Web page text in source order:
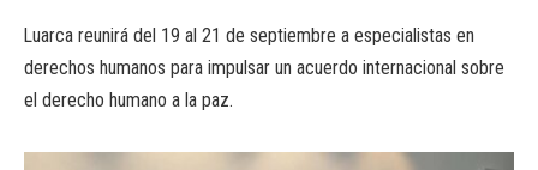
Luarca reunirá del 19 al 21 de septiembre a especialistas en
derechos humanos para impulsar un acuerdo internacional sobre
el derecho humano a la paz.